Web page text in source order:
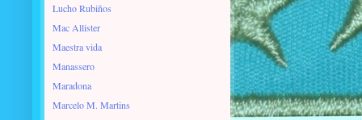
Lucho Rubiños
Mac Allister
Maestra vida
Manassero
Maradona
Marcelo M. Martins